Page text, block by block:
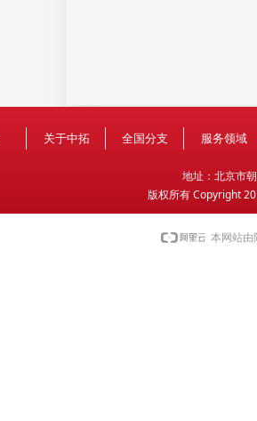
关于中拓 全国分支 服务领域
地址：北京市
版权所有 Copyright
本网站由